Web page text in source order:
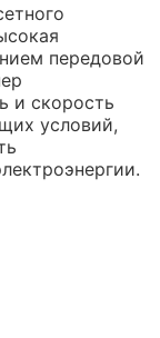
передовой
и скорость
условий,